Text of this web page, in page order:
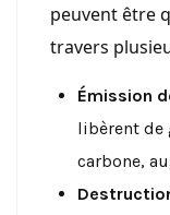
peuvent être
travers
Émission
libèrent de
carbone,